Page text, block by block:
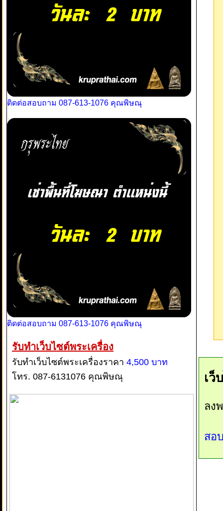
ติดต่อสอบถาม 087-613-1076 คุณพิษณุ
ติดต่อสอบถาม 087-613-1076 คุณพิษณุ
รับทำเว็บไซต์พระเครื่อง
รับทำเว็บไซต์พระเครื่องราคา 4,500 บาท
โทร. 087-6131076 คุณพิษณุ
เว็
ลง
สอ